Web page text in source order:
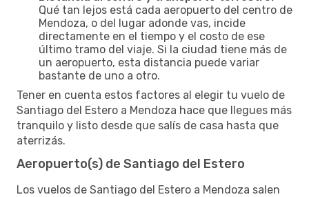
Qué tan lejos está cada aeropuerto del centro de
Mendoza, o del lugar adonde vas, incide
directamente en el tiempo y el costo de ese
último tramo del viaje. Si la ciudad tiene más de
un aeropuerto, esta distancia puede variar
bastante de uno a otro.
Tener en cuenta estos factores al elegir tu vuelo de
Santiago del Estero a Mendoza hace que llegues más
tranquilo y listo desde que salís de casa hasta que
aterrizás.
Aeropuerto(s) de Santiago del Estero
Los vuelos de Santiago del Estero a Mendoza salen